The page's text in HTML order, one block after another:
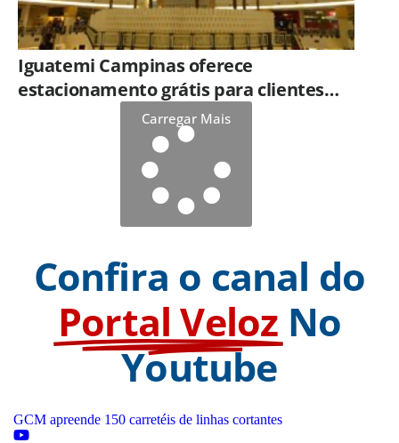
Iguatemi Campinas oferece
estacionamento grátis para clientes
que consumirem em restaurantes
Carregar Mais
Confira o canal do
Portal Veloz No
Youtube
GCM apreende 150 carretéis de linhas cortantes